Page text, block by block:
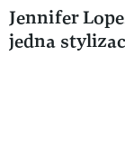
Jennifer
jedna